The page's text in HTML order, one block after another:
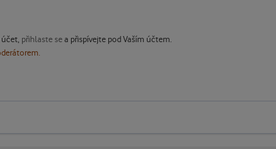
přihlaste sea přispívejte pod Vaším účtem.